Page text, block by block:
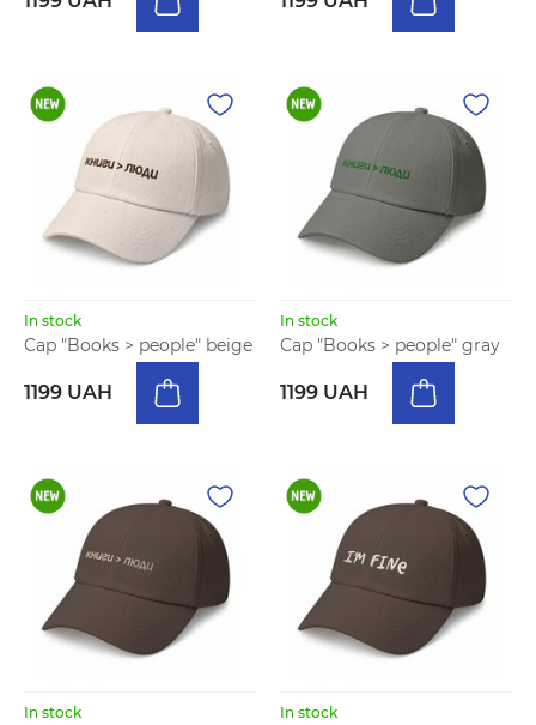
In stock
Cap "Books > people" beige
1199 UAH
In stock
Cap "Books > people" gray
1199 UAH
In stock In stock